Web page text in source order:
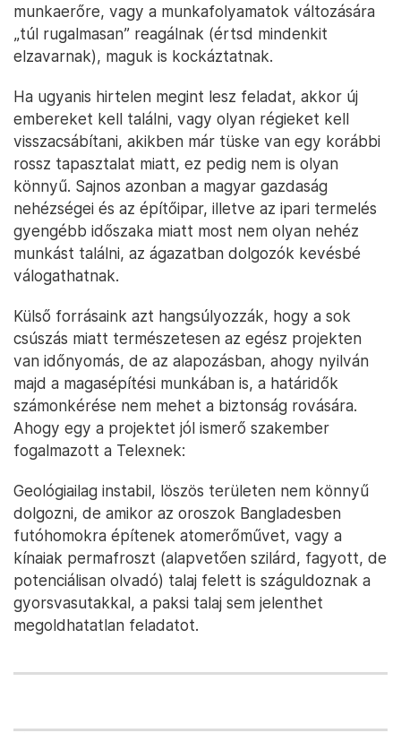
munkaerőre, vagy a munkafolyamatok változására
„túl rugalmasan” reagálnak (értsd mindenkit
elzavarnak), maguk is kockáztatnak.
Ha ugyanis hirtelen megint lesz feladat, akkor új
embereket kell találni, vagy olyan régieket kell
visszacsábítani, akikben már tüske van egy korábbi
rossz tapasztalat miatt, ez pedig nem is olyan
könnyű. Sajnos azonban a magyar gazdaság
nehézségei és az építőipar, illetve az ipari termelés
gyengébb időszaka miatt most nem olyan nehéz
munkást találni, az ágazatban dolgozók kevésbé
válogathatnak.
Külső forrásaink azt hangsúlyozzák, hogy a sok
csúszás miatt természetesen az egész projekten
van időnyomás, de az alapozásban, ahogy nyilván
majd a magasépítési munkában is, a határidők
számonkérése nem mehet a biztonság rovására.
Ahogy egy a projektet jól ismerő szakember
fogalmazott a Telexnek:
Geológiailag instabil, löszös területen nem könnyű
dolgozni, de amikor az oroszok Bangladesben
futóhomokra építenek atomerőművet, vagy a
kínaiak permafroszt (alapvetően szilárd, fagyott, de
potenciálisan olvadó) talaj felett is száguldoznak a
gyorsvasutakkal, a paksi talaj sem jelenthet
megoldhatatlan feladatot.